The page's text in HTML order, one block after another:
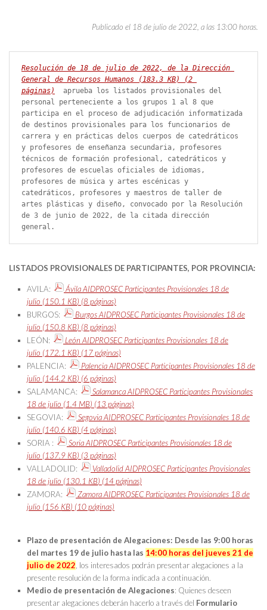
Publicado el 18 de julio de 2022, a las 13:00 horas.
Resolución de 18 de julio de 2022, de la Dirección
General de Recursos Humanos (183.3 KB)
(2
páginas)
aprueba los listados provisionales del
personal perteneciente a los grupos 1 al 8 que
participa en el proceso de adjudicación informatizada
de destinos provisionales para los funcionarios de
carrera y en prácticas delos cuerpos de catedráticos
y profesores de enseñanza secundaria, profesores
técnicos de formación profesional, catedráticos y
profesores de escuelas oficiales de idiomas,
profesores de música y artes escénicas y
catedráticos, profesores y maestros de taller de
artes plásticas y diseño, convocado por la Resolución
de 3 de junio de 2022, de la citada dirección
general.
LISTADOS PROVISIONALES DE PARTICIPANTES, POR PROVINCIA:
AVILA:
Ávila AIDPROSEC Participantes Provisionales 18 de
julio (150.1 KB) (8 páginas)
BURGOS:
Burgos AIDPROSEC Participantes Provisionales 18 de
julio (150.8 KB) (8 páginas)
LEÓN:
León AIDPROSEC Participantes Provisionales 18 de
julio (172.1 KB) (17 páginas)
PALENCIA:
Palencia AIDPROSEC Participantes Provisionales 18 de
julio (144.2 KB) (6 páginas)
SALAMANCA:
Salamanca AIDPROSEC Participantes Provisionales
18 de julio (1.4 MB) (13 páginas)
SEGOVIA:
Segovia AIDPROSEC Participantes Provisionales 18 de
julio (140.6 KB) (4 páginas)
SORIA :
Soria AIDPROSEC Participantes Provisionales 18 de
julio (137.9 KB) (3 páginas)
VALLADOLID:
Valladolid AIDPROSEC Participantes Provisionales
18 de julio (130.1 KB) (14 páginas)
ZAMORA:
Zamora AIDPROSEC Participantes Provisionales 18 de
julio (156 KB) (10 páginas)
Plazo de presentación de Alegaciones: Desde las 9:00 horas
del martes 19 de julio hasta las 14:00 horas del jueves 21 de
julio de 2022 , los interesados podrán presentar alegaciones a la
presente resolución de la forma indicada a continuación.
Medio de presentación de Alegaciones: Quienes deseen
presentar alegaciones deberán hacerlo a través del Formulario